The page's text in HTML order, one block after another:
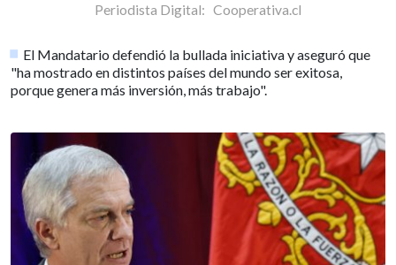
Periodista Digital: Cooperativa.cl
El Mandatario defendió la bullada iniciativa y aseguró que
"ha mostrado en distintos países del mundo ser exitosa,
porque genera más inversión, más trabajo".